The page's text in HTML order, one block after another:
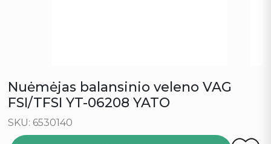
Nuėmėjas balansinio veleno VAG
FSI/TFSI YT-06208 YATO
SKU: 6530140